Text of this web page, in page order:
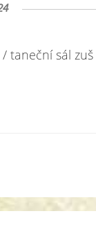
taneční sál zuš